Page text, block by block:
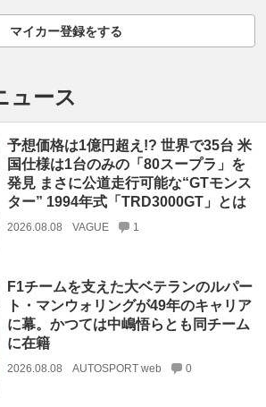
マイカー登録をする
ュース
予想価格は1億円超え!? 世界で35台 米
国仕様は1台のみの「80スープラ」を
発見 まさに公道走行可能な“GTモンス
ター” 1994年式「TRD3000GT」とは
2026.08.08 VAGUE 1
F1チームを支えた大ベテランのルパー
ト・マンウォリングが49年のキャリア
に幕。かつては中嶋悟らとも同チーム
に在籍
2026.08.08 AUTOSPORT web 0